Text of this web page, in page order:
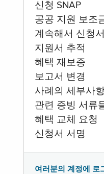
신청 SNAP
공공 지원 보조
계속해서 신청
지원서 추적
혜택 재보증
보고서 변경
사례의 세부사항
관련 증빙 서류
혜택 교체 요청
신청서 서명
여러분의 계정에 로